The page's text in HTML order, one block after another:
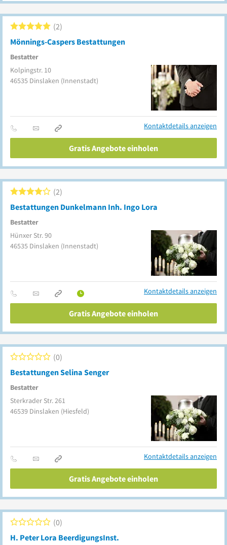
Mönnings-Caspers Bestattungen
Bestatter
2
Kolpingstr. 10
46535 Dinslaken (Innenstadt)
Kontaktdetails anzeigen
Gratis Angebote einholen
Bestattungen Dunkelmann Inh. Ingo Lora
Bestatter
2
Hünxer Str. 90
46535 Dinslaken (Innenstadt)
Kontaktdetails anzeigen
Gratis Angebote einholen
Bestattungen Selina Senger
Bestatter
0
Sterkrader Str. 261
46539 Dinslaken (Hiesfeld)
Kontaktdetails anzeigen
Gratis Angebote einholen
H. Peter Lora BeerdigungsInst.
0